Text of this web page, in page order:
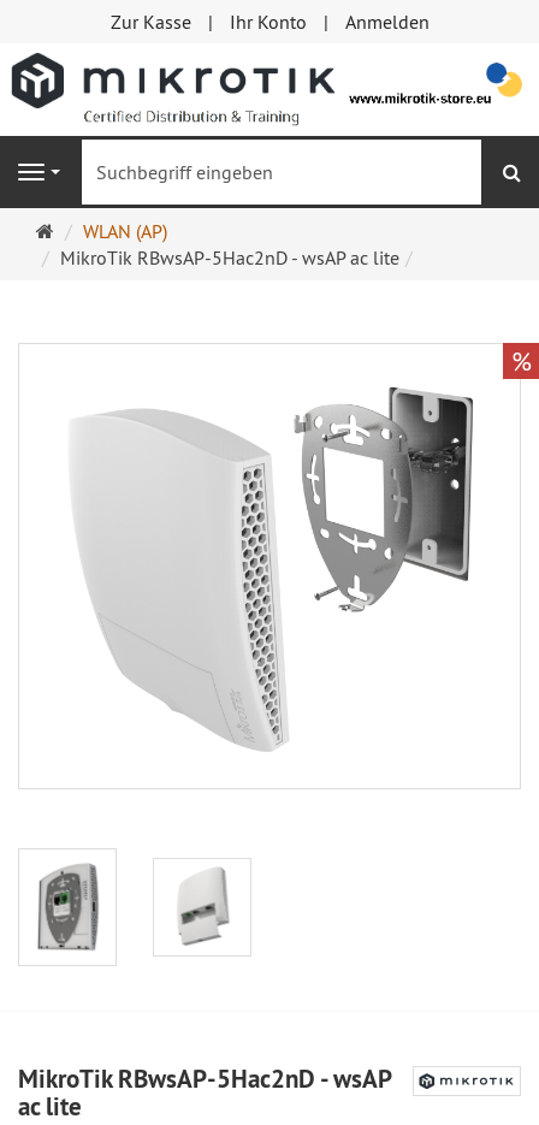
Zur Kasse Ihr Konto Anmelden
Navigation
Startseite
WLAN (AP)
MikroTik RBwsAP-5Hac2nD - wsAP ac lite
%
MikroTik RBwsAP-5Hac2nD - wsAP
ac lite